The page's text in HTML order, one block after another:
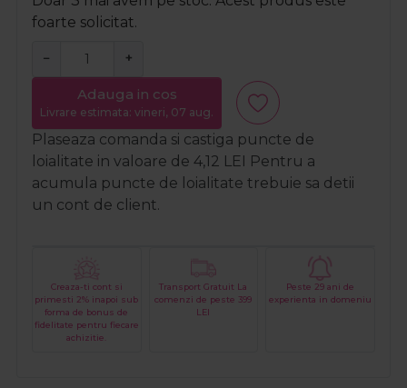
foarte solicitat.
− +
Adauga in cos
Livrare estimata: vineri, 07 aug.
Plaseaza comanda si castiga puncte de
loialitate in valoare de 4,12 LEI Pentru a
acumula puncte de loialitate trebuie sa detii
un cont de client.
Creaza-ti cont si
primesti 2% inapoi sub
forma de bonus de
fidelitate pentru fiecare
achizitie.
Transport Gratuit La
comenzi de peste 399
LEI
Peste 29 ani de
experienta in domeniu